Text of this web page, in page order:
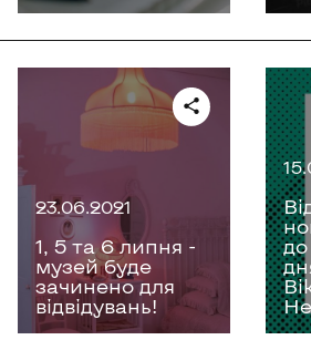
23.06.2021
1, 5 та 6 липня -
музей буде
зачинено для
відвідувань!
до